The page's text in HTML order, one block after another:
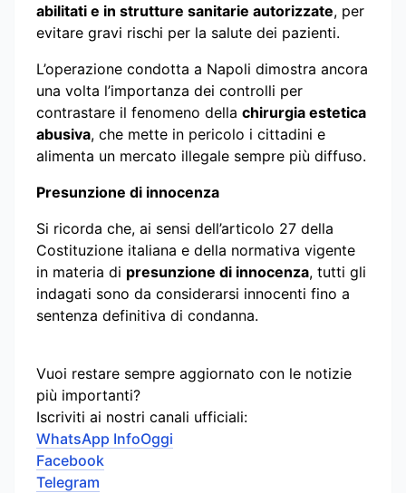
abilitati e in strutture sanitarie autorizzate, per
evitare gravi rischi per la salute dei pazienti.
L’operazione condotta a Napoli dimostra ancora
una volta l’importanza dei controlli per
contrastare il fenomeno della chirurgia estetica
abusiva, che mette in pericolo i cittadini e
alimenta un mercato illegale sempre più diffuso.
Presunzione di innocenza
Si ricorda che, ai sensi dell’articolo 27 della
Costituzione italiana e della normativa vigente
in materia di presunzione di innocenza, tutti gli
indagati sono da considerarsi innocenti fino a
sentenza definitiva di condanna.
Vuoi restare sempre aggiornato con le notizie
più importanti?
Iscriviti ai nostri canali ufficiali:
WhatsApp InfoOggi
Facebook
Telegram